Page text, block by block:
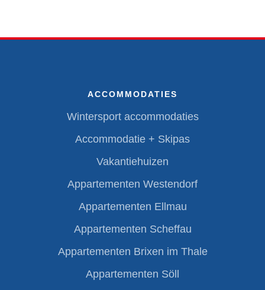
ACCOMMODATIES
Wintersport accommodaties
Accommodatie + Skipas
Vakantiehuizen
Appartementen Westendorf
Appartementen Ellmau
Appartementen Scheffau
Appartementen Brixen im Thale
Appartementen Söll